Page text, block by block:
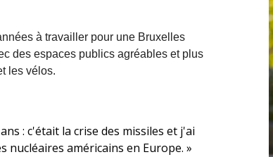
à travailler pour une Bruxelles
des espaces publics agréables et plus
les vélos.
: c'était la crise des missiles et j'ai
américains en Europe. »